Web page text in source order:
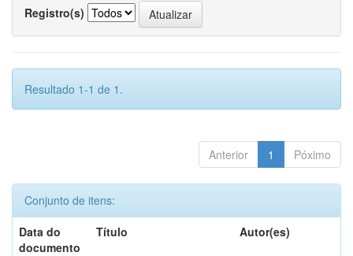
Registro(s)
Resultado 1-1 de 1.
Anterior 1 Póximo
Conjunto de itens:
Data do
documento
Título Autor(es)